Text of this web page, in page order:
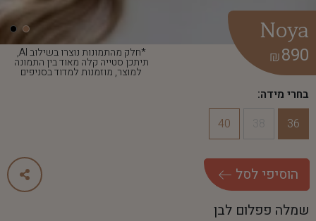
*חלק מהתמונות נוצרו בשילוב AI,
תיתכן סטייה קלה מאוד בין התמונה
למוצר, מוזמנות למדוד בסניפים
Noya
890
₪
בחרי מידה:
36
40
הוסיפי לסל
שמלה פפלום לבן